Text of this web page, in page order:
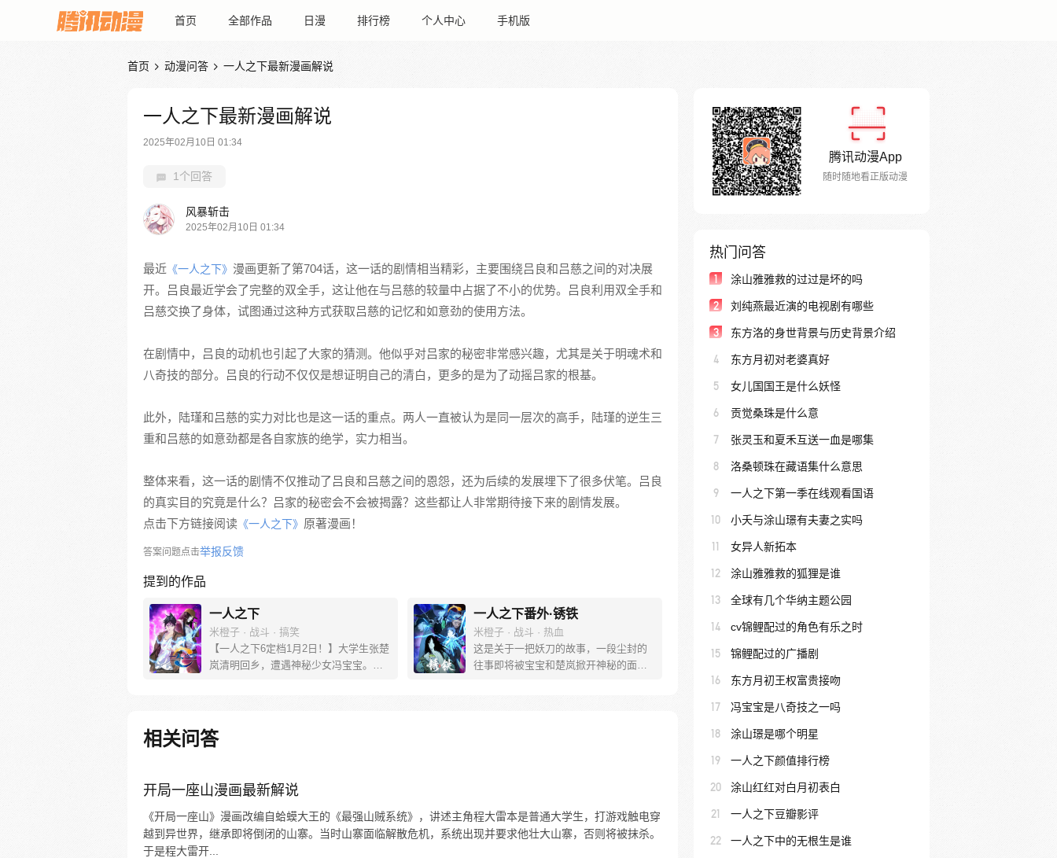
首页 全部作品 日漫 排行榜 个人中心 手机版
首页  动漫问答  一人之下最新漫画解说
一人之下最新漫画解说
2025年02月10日 01:34
1个回答
风暴斩击
2025年02月10日 01:34
最近 《一人之下》 漫画更新了第704话，这一话的剧情相当精彩，主要围绕吕良和吕慈之间的对决展
开。吕良最近学会了完整的双全手，这让他在与吕慈的较量中占据了不小的优势。吕良利用双全手和
吕慈交换了身体，试图通过这种方式获取吕慈的记忆和如意劲的使用方法。
在剧情中，吕良的动机也引起了大家的猜测。他似乎对吕家的秘密非常感兴趣，尤其是关于明魂术和
八奇技的部分。吕良的行动不仅仅是想证明自己的清白，更多的是为了动摇吕家的根基。
此外，陆瑾和吕慈的实力对比也是这一话的重点。两人一直被认为是同一层次的高手，陆瑾的逆生三
重和吕慈的如意劲都是各自家族的绝学，实力相当。
整体来看，这一话的剧情不仅推动了吕良和吕慈之间的恩怨，还为后续的发展埋下了很多伏笔。吕良
的真实目的究竟是什么？吕家的秘密会不会被揭露？这些都让人非常期待接下来的剧情发展。
点击下方链接阅读 《一人之下》 原著漫画！
答案问题点击举报反馈
提到的作品
一人之下
米橙子 · 战斗 · 搞笑
【一人之下6定档1月2日！】大学生张楚
岚清明回乡，遭遇神秘少女冯宝宝。素
己与爷爷身上的秘密，张楚岚的生活被
彻底颠覆，与冯宝宝一同踏上“异人”之
一人之下番外·锈铁
米橙子 · 战斗 · 热血
这是关于一把妖刀的故事，一段尘封的
往事即将被宝宝和楚岚掀开神秘的面
相关问答
开局一座山漫画最新解说
《开局一座山》漫画改编自蛤蟆大王的《最强山贼系统》，讲述主角程大雷本是普通大学生，打游戏触电穿
越到异世界，继承即将倒闭的山寨。当时山寨面临解散危机，系统出现并要求他壮大山寨，否则将被抹杀。
于是程大雷开...
腾讯动漫App
随时随地看正版动漫
热门问答
1 涂山雅雅救的过过是坏的吗
2 刘纯燕最近演的电视剧有哪些
3 东方洛的身世背景与历史背景介绍
4 东方月初对老婆真好
5 女儿国国王是什么妖怪
6 贡觉桑珠是什么意
7 张灵玉和夏禾互送一血是哪集
8 洛桑顿珠在藏语集什么意思
9 一人之下第一季在线观看国语
10 小夭与涂山璟有夫妻之实吗
11 女异人新拓本
12 涂山雅雅救的狐狸是谁
13 全球有几个华纳主题公园
14 cv锦鲤配过的角色有乐之时
15 锦鲤配过的广播剧
16 东方月初王权富贵接吻
17 冯宝宝是八奇技之一吗
18 涂山璟是哪个明星
19 一人之下颜值排行榜
20 涂山红红对白月初表白
21 一人之下豆瓣影评
22 一人之下中的无根生是谁